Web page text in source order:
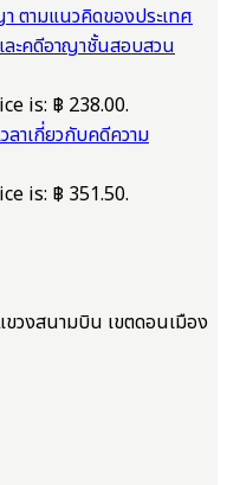
ตามแนวคิดของประเทศ
ะคดีอาญาชั้นสอบสวน
is: ฿ 238.00.
วลาเกี่ยวกับคดีความ
is: ฿ 351.50.
วงสนามบิน เขตดอนเมือง